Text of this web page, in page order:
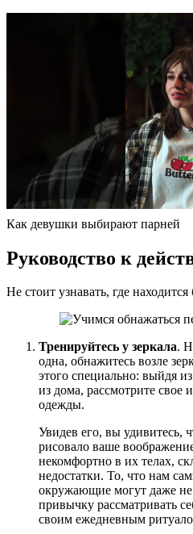
Как девушки выбирают парней
Руководство к
Не стоит узнавать, где
Тренируйтесь у зеркала.
одна, обнажитесь возле
этого специально: выйдя
из дома, рассмотрите свое
одежды.
Увидев его, вы удивитесь,
рисовало ваше
некомфортно в их телах,
недостатки. То, что нам
окружающие могут даже не
привычку рассматривать
своим ежедневным